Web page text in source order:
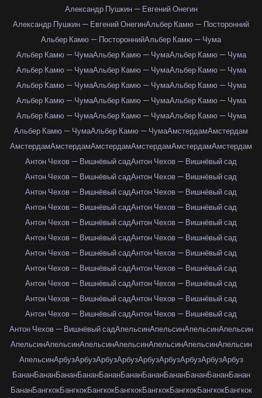
Александр Пушкин — Евгений Онегин
Александр Пушкин — Евгений ОнегинАльбер Камю — Посторонний
Альбер Камю — ПостороннийАльбер Камю — Чума
Альбер Камю — ЧумаАльбер Камю — ЧумаАльбер Камю — Чума
Альбер Камю — ЧумаАльбер Камю — ЧумаАльбер Камю — Чума
Альбер Камю — ЧумаАльбер Камю — ЧумаАльбер Камю — Чума
Альбер Камю — ЧумаАльбер Камю — ЧумаАльбер Камю — Чума
Альбер Камю — ЧумаАльбер Камю — ЧумаАльбер Камю — Чума
Альбер Камю — ЧумаАльбер Камю — ЧумаАмстердамАмстердам
АмстердамАмстердамАмстердамАмстердамАмстердамАмстердам
Антон Чехов — Вишнёвый садАнтон Чехов — Вишнёвый сад
Антон Чехов — Вишнёвый садАнтон Чехов — Вишнёвый сад
Антон Чехов — Вишнёвый садАнтон Чехов — Вишнёвый сад
Антон Чехов — Вишнёвый садАнтон Чехов — Вишнёвый сад
Антон Чехов — Вишнёвый садАнтон Чехов — Вишнёвый сад
Антон Чехов — Вишнёвый садАнтон Чехов — Вишнёвый сад
Антон Чехов — Вишнёвый садАнтон Чехов — Вишнёвый сад
Антон Чехов — Вишнёвый садАнтон Чехов — Вишнёвый сад
Антон Чехов — Вишнёвый садАнтон Чехов — Вишнёвый сад
Антон Чехов — Вишнёвый садАнтон Чехов — Вишнёвый сад
Антон Чехов — Вишнёвый садАнтон Чехов — Вишнёвый сад
Антон Чехов — Вишнёвый садАпельсинАпельсинАпельсинАпельсин
АпельсинАпельсинАпельсинАпельсинАпельсинАпельсинАпельсин
АпельсинАрбузАрбузАрбузАрбузАрбузАрбузАрбузАрбузАрбуз
БананБананБананБананБананБананБананБананБананБананБанан
БананБангкокБангкокБангкокБангкокБангкокБангкокБангкокБангкок